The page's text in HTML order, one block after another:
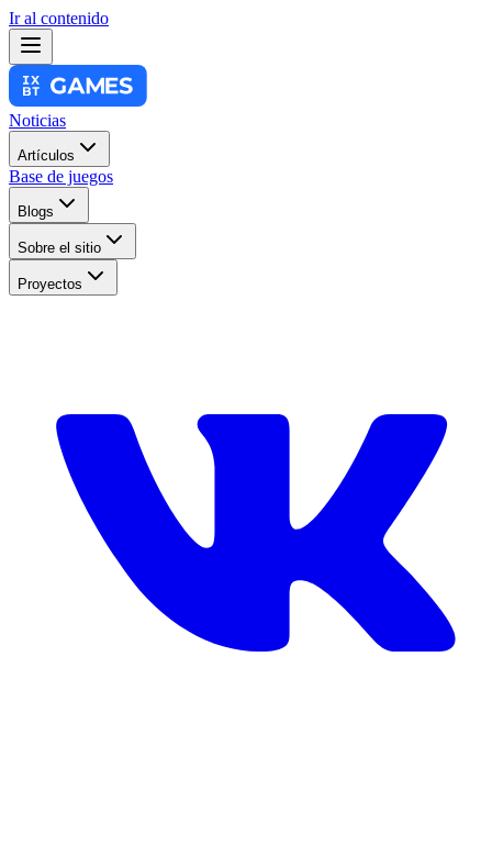
Ir al contenido
Noticias
Artículos
Base de juegos
Blogs
Sobre el sitio
Proyectos